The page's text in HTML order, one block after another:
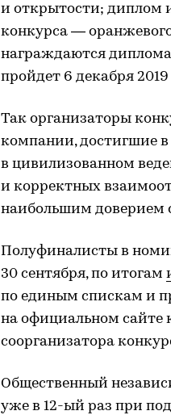
и открытости; диплом
конкурса —
награждаются
пройдет 6 декабря 2019
Так организаторы
компании, достигшие в
в цивилизованном
и корректных
наибольшим доверием
Полуфиналисты в
30 сентября, по итогам
по единым спискам и
на официальном сайте
соорганизатора
Общественный
уже в 12-ый раз при